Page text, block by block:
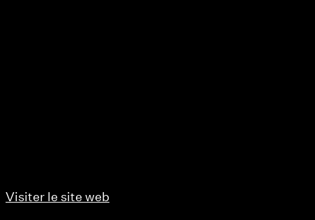
Visiter le site web